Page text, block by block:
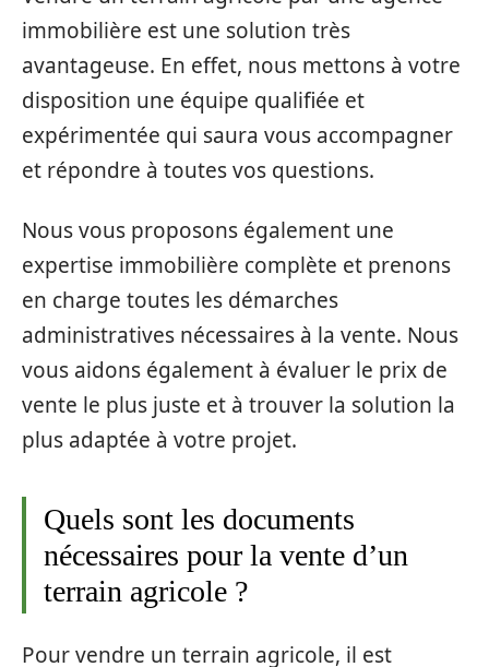
immobilière est une solution très
avantageuse. En effet, nous mettons à votre
disposition une équipe qualifiée et
expérimentée qui saura vous accompagner
et répondre à toutes vos questions.
Nous vous proposons également une
expertise immobilière complète et prenons
en charge toutes les démarches
administratives nécessaires à la vente. Nous
vous aidons également à évaluer le prix de
vente le plus juste et à trouver la solution la
plus adaptée à votre projet.
Quels sont les documents
nécessaires pour la vente d’un
terrain agricole ?
Pour vendre un terrain agricole, il est